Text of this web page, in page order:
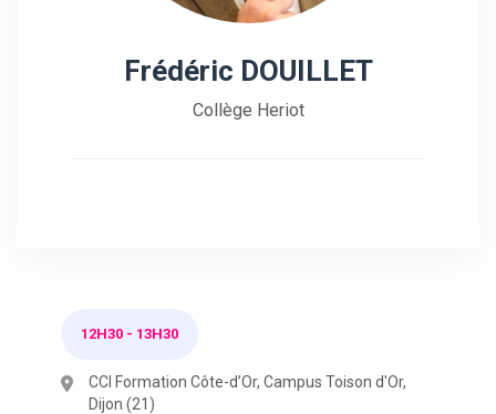
Frédéric DOUILLET
Collège Heriot
12H30 - 13H30
CCI Formation Côte-d’Or, Campus Toison d'Or,
Dijon (21)